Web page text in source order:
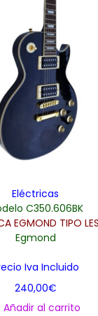
Eléctricas
C350.606BK
EGMOND TIPO
Egmond
Iva Incluido
240,00€
Añadir al carrito